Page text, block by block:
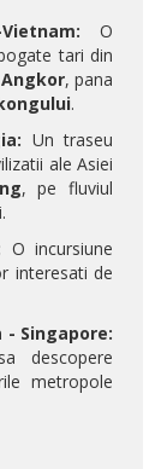
O
tari din
Angkor, pana
.
Un traseu
ale Asiei
, pe fluviul
O incursiune
interesati de
Singapore:
descopere
metropole